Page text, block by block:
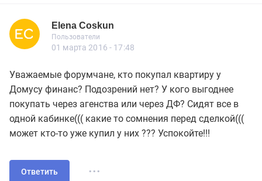
Elena Coskun
Elena Coskun
Пользователи
Новичок
Пользователи
5 сообщений
01 марта 2016 - 17:48
Уважаемые форумчане, кто покупал квартиру у
Домусу финанс? Подозрений нет? У кого выгоднее
покупать через агенства или через ДФ? Сидят все в
одной кабинке((( какие то сомнения перед сделкой(((
может кто-то уже купил у них ??? Успокойте!!!
Ответить ...